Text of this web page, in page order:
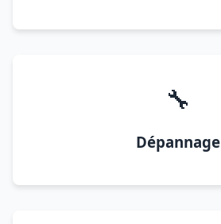
🔧
Dépannage